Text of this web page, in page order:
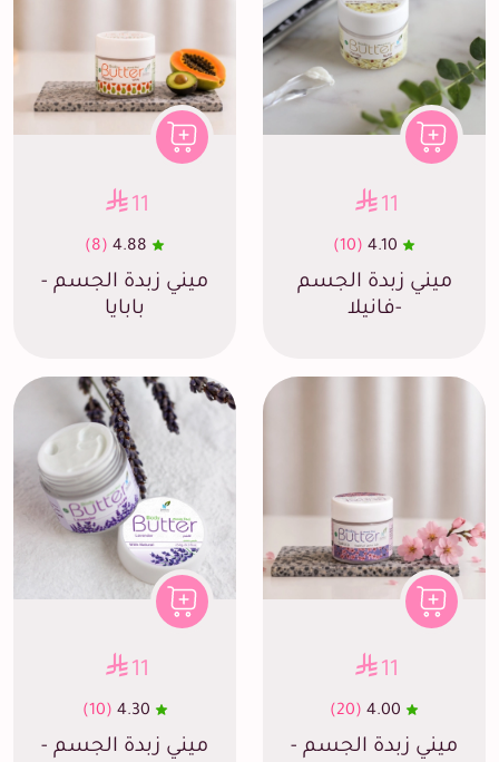
11
4.10
(10)
ميني زبدة الجسم
-فانيلا
11
4.88
(8)
ميني زبدة الجسم -
بابايا
11
4.00
(20)
ميني زبدة الجسم -
11
4.30
(10)
ميني زبدة الجسم -